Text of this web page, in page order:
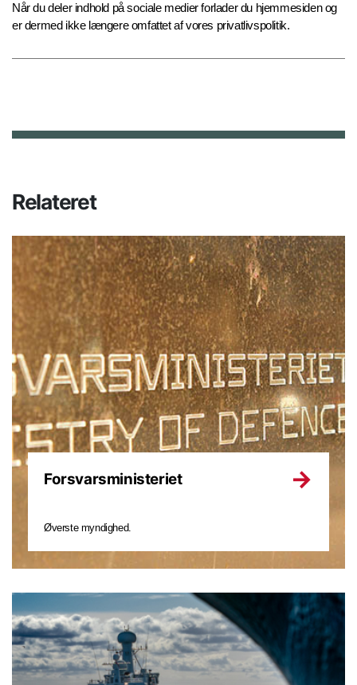
Når du deler indhold på sociale medier forlader du hjemmesiden og
er dermed ikke længere omfattet af vores privatlivspolitik.
Relateret
Forsvarsministeriet
Øverste myndighed.